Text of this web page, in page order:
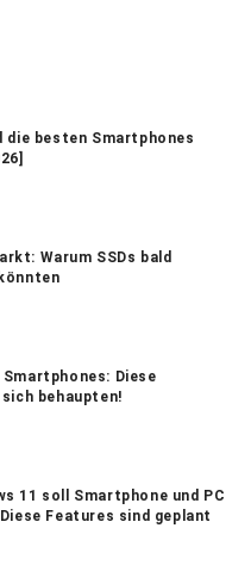
die besten Smartphones
Warum SSDs bald
Diese
behaupten!
11 soll Smartphone und PC
Features sind geplant